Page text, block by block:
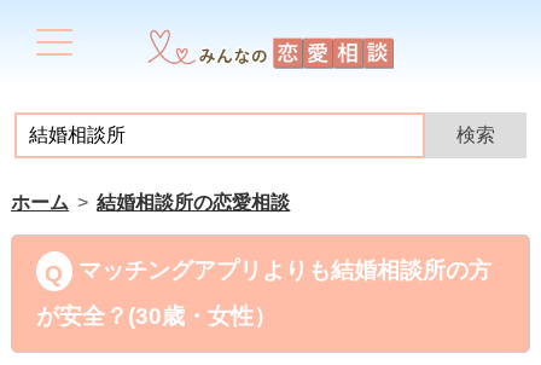
ホーム 結婚相談所の恋愛相談
マッチングアプリよりも結婚相談所の方
が安全？(30歳・女性）